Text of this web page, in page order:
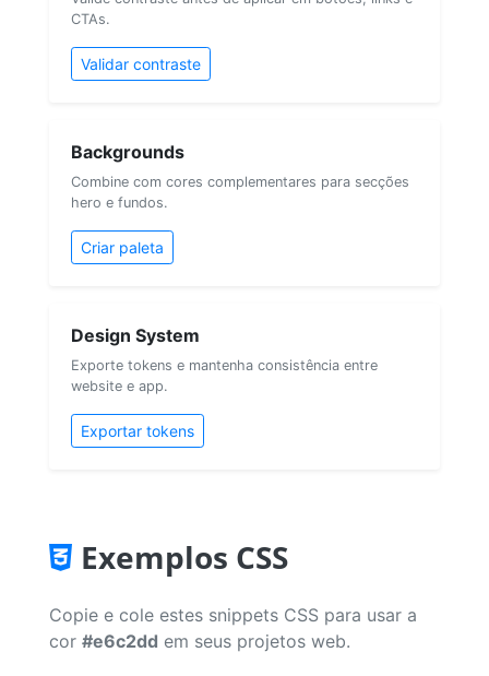
CTAs.
Validar contraste
Backgrounds
Combine com cores complementares para secções
hero e fundos.
Criar paleta
Design System
Exporte tokens e mantenha consistência entre
website e app.
Exportar tokens
Exemplos CSS
Copie e cole estes snippets CSS para usar a
cor #e6c2dd em seus projetos web.